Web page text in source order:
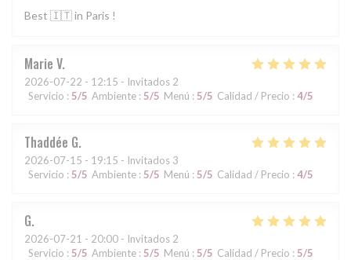
Best 🇮🇹 in Paris !
Marie V
2026-07-22 - 12:15 - Invitados 2
Servicio : 5/5 Ambiente : 5/5 Menú : 5/5 Calidad / Precio : 4/5
Thaddée G
2026-07-15 - 19:15 - Invitados 3
Servicio : 5/5 Ambiente : 5/5 Menú : 5/5 Calidad / Precio : 4/5
G
2026-07-21 - 20:00 - Invitados 2
Servicio : 5/5 Ambiente : 5/5 Menú : 5/5 Calidad / Precio : 5/5